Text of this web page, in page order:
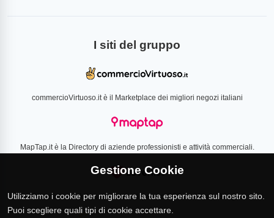
I siti del gruppo
commercioVirtuoso.it è il Marketplace dei migliori negozi italiani
MapTap.it è la Directory di aziende professionisti e attività commerciali.
Loverlist.com è il comparatore di prezzo CSS certificato Google
Gestione Cookie
Utilizziamo i cookie per migliorare la tua esperienza sul nostro sito.
Puoi scegliere quali tipi di cookie accettare.